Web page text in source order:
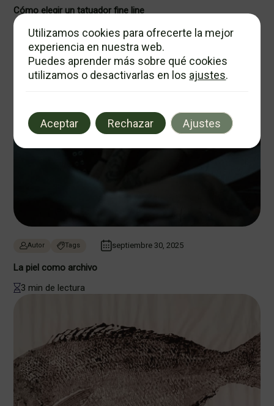
Cómo elegir un tatuador fine line
3 m de lectura
Autor Tags septiembre 30, 2025
La piel como archivo
3 min de lectura
Utilizamos cookies para ofrecerte la mejor
experiencia en nuestra web.
Puedes aprender más sobre qué cookies
utilizamos o desactivarlas en los ajustes.
Aceptar Rechazar Ajustes